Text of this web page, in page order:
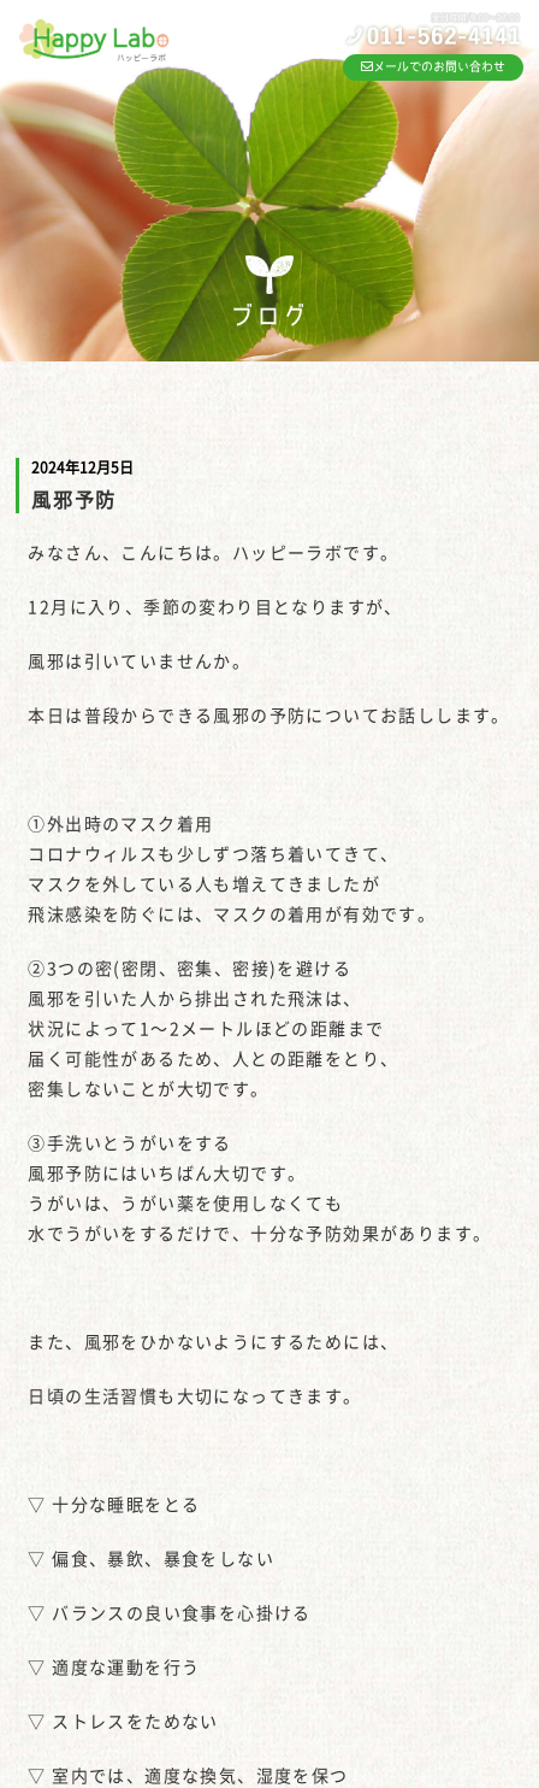
メールでのお問い合わせ
ブログ
2024年12月5日
風邪予防
みなさん、こんにちは。ハッピーラボです。
12月に入り、季節の変わり目となりますが、
風邪は引いていませんか。
本日は普段からできる風邪の予防についてお話しします。
①外出時のマスク着用
コロナウィルスも少しずつ落ち着いてきて、
マスクを外している人も増えてきましたが
飛沫感染を防ぐには、マスクの着用が有効です。
②3つの密(密閉、密集、密接)を避ける
風邪を引いた人から排出された飛沫は、
状況によって1～2メートルほどの距離まで
届く可能性があるため、人との距離をとり、
密集しないことが大切です。
③手洗いとうがいをする
風邪予防にはいちばん大切です。
うがいは、うがい薬を使用しなくても
水でうがいをするだけで、十分な予防効果があります。
また、風邪をひかないようにするためには、
日頃の生活習慣も大切になってきます。
▽ 十分な睡眠をとる
▽ 偏食、暴飲、暴食をしない
▽ バランスの良い食事を心掛ける
▽ 適度な運動を行う
▽ ストレスをためない
▽ 室内では、適度な換気、湿度を保つ